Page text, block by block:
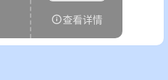
查看详情